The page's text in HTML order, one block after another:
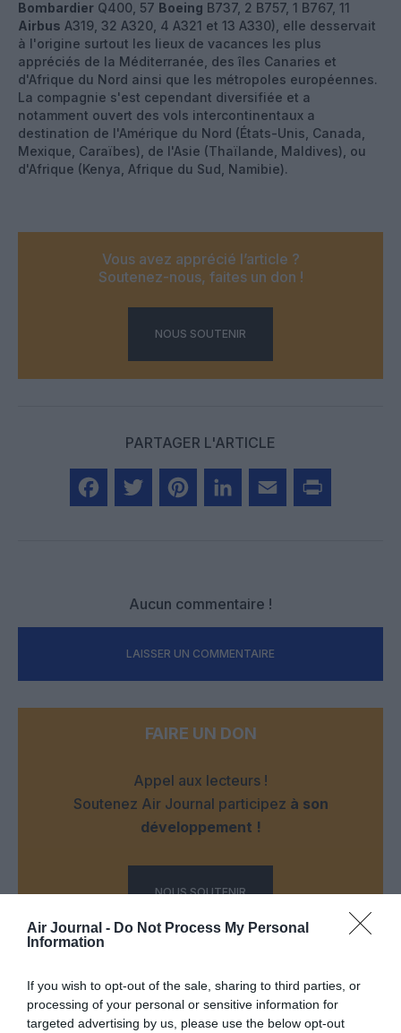
Air Journal - Do Not Process My Personal
Information
If you wish to opt-out of the sale, sharing to third parties, or
processing of your personal or sensitive information for
targeted advertising by us, please use the below opt-out
Bombardier Q400, 57 Boeing B737, 2 B757, 1 B767, 11
Airbus A319, 32 A320, 4 A321 et 13 A330), elle desservait
à l'origine surtout les lieux de vacances les plus
appréciés de la Méditerranée, des îles Canaries et
d'Afrique du Nord ainsi que les métropoles européennes.
La compagnie s'est cependant diversifiée et a
notamment ouvert des vols intercontinentaux a
destination de l'Amérique du Nord (États-Unis, Canada,
Mexique, Caraïbes), de l'Asie (Thaïlande, Maldives), ou
d'Afrique (Kenya, Afrique du Sud, Namibie).
Vous avez apprécié l’article ?
Soutenez-nous, faites un don !
NOUS SOUTENIR
PARTAGER L'ARTICLE
Aucun commentaire !
LAISSER UN COMMENTAIRE
FAIRE UN DON
Appel aux lecteurs !
Soutenez Air Journal participez à son
développement !
NOUS SOUTENIR